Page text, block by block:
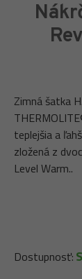
Zimná šatka
teplejšia a
zložená z
Level Warm..
Dostupnosť: